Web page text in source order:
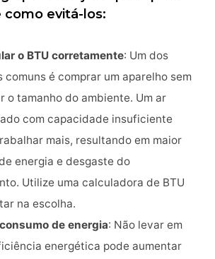
como evitá-los:
o BTU corretamente: Um dos
comuns é comprar um aparelho sem
o tamanho do ambiente. Um ar
com capacidade insuficiente
mais, resultando em maior
energia e desgaste do
Utilize uma calculadora de BTU
na escolha.
de energia: Não levar em
energética pode aumentar